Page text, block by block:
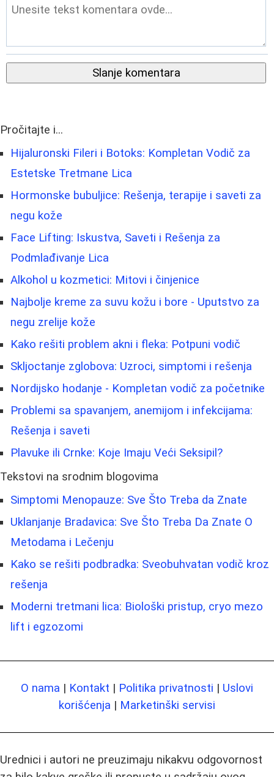
Slanje komentara
Pročitajte i...
Hijaluronski Fileri i Botoks: Kompletan Vodič za
Estetske Tretmane Lica
Hormonske bubuljice: Rešenja, terapije i saveti za
negu kože
Face Lifting: Iskustva, Saveti i Rešenja za
Podmlađivanje Lica
Alkohol u kozmetici: Mitovi i činjenice
Najbolje kreme za suvu kožu i bore - Uputstvo za
negu zrelije kože
Kako rešiti problem akni i fleka: Potpuni vodič
Skljoctanje zglobova: Uzroci, simptomi i rešenja
Nordijsko hodanje - Kompletan vodič za početnike
Problemi sa spavanjem, anemijom i infekcijama:
Rešenja i saveti
Plavuke ili Crnke: Koje Imaju Veći Seksipil?
Tekstovi na srodnim blogovima
Simptomi Menopauze: Sve Što Treba da Znate
Uklanjanje Bradavica: Sve Što Treba Da Znate O
Metodama i Lečenju
Kako se rešiti podbradka: Sveobuhvatan vodič kroz
rešenja
Moderni tretmani lica: Biološki pristup, cryo mezo
lift i egzozomi
O nama | Kontakt | Politika privatnosti | Uslovi
korišćenja | Marketinški servisi
Urednici i autori ne preuzimaju nikakvu odgovornost